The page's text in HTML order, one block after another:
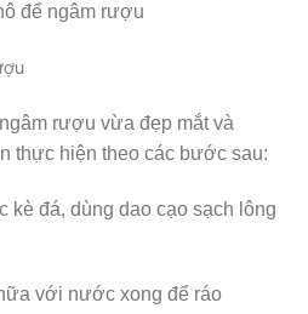
để ngâm rượu
rượu vừa đẹp mắt và
thực hiện theo các bước sau:
kè đá, dùng dao cạo sạch lông
với nước xong để ráo